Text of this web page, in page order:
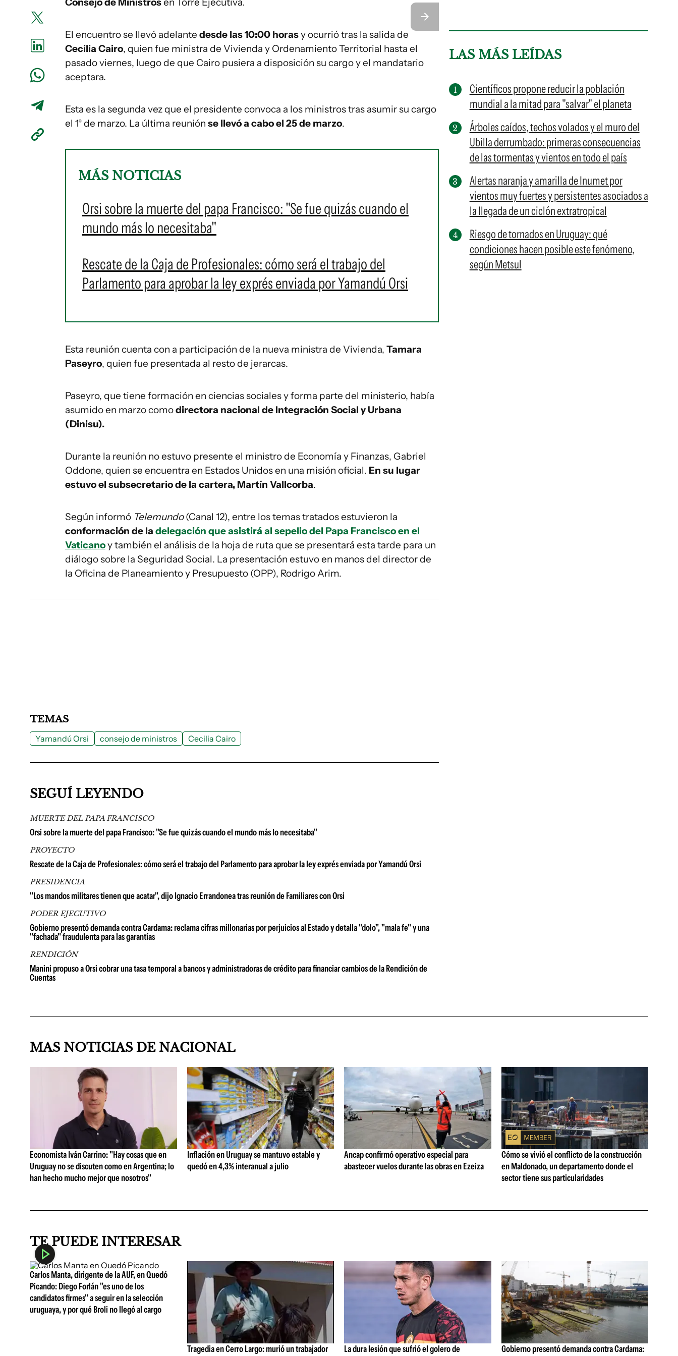
El encuentro se llevó adelante desde las 10:00 horasy ocurrió tras la salida de
Cecilia Cairo, quien fue ministra de Vivienda y Ordenamiento Territorial hasta el
pasado viernes, luego de que Cairo pusiera a disposición su cargo y el mandatario
aceptara.
Esta es la segunda vez que el presidente convoca a los ministros tras asumir su cargo
el 1° de marzo. La última reunión se llevó a cabo el 25 de marzo.
MÁS NOTICIAS
Orsi sobre la muerte del papa Francisco: "Se fue quizás cuando el
mundo más lo necesitaba"
Rescate de la Caja de Profesionales: cómo será el trabajo del
Parlamento para aprobar la ley exprés enviada por Yamandú Orsi
Esta reunión cuenta con a participación de la nueva ministra de Vivienda, Tamara
Paseyro, quien fue presentada al resto de jerarcas.
Paseyro, que tiene formación en ciencias sociales y forma parte del ministerio, había
asumido en marzo comodirectora nacional de Integración Social y Urbana
(Dinisu).
Durante la reunión no estuvo presente el ministro de Economía y Finanzas, Gabriel
Oddone, quien se encuentra en Estados Unidos en una misión oficial. En su lugar
estuvo el subsecretario de la cartera, Martín Vallcorba.
Según informó Telemundo(Canal 12), entre los temas tratados estuvieron la
conformación de la delegación que asistirá al sepelio del Papa Francisco en el
Vaticanoy también el análisis de la hoja de ruta que se presentará esta tarde para un
diálogo sobre la Seguridad Social. La presentación estuvo en manos del director de
la Oficina de Planeamiento y Presupuesto (OPP), Rodrigo Arim.
LAS MÁS LEÍDAS
Científicos propone reducir la población
mundial a la mitad para "salvar" el planeta
Árboles caídos, techos volados y el muro del
Ubilla derrumbado: primeras consecuencias
de las tormentas y vientos en todo el país
Alertas naranja y amarilla de Inumet por
vientos muy fuertes y persistentes asociados a
la llegada de un ciclón extratropical
Riesgo de tornados en Uruguay: qué
condiciones hacen posible este fenómeno,
según Metsul
TEMAS
Yamandú Orsi consejo de ministros Cecilia Cairo
SEGUÍ LEYENDO
MUERTE DEL PAPA FRANCISCO
Orsi sobre la muerte del papa Francisco: "Se fue quizás cuando el mundo más lo necesitaba"
PROYECTO
Rescate de la Caja de Profesionales: cómo será el trabajo del Parlamento para aprobar la ley exprés enviada por Yamandú Orsi
PRESIDENCIA
"Los mandos militares tienen que acatar", dijo Ignacio Errandonea tras reunión de Familiares con Orsi
PODER EJECUTIVO
Gobierno presentó demanda contra Cardama: reclama cifras millonarias por perjuicios al Estado y detalla "dolo", "mala fe" y una
"fachada" fraudulenta para las garantías
RENDICIÓN
Manini propuso a Orsi cobrar una tasa temporal a bancos y administradoras de crédito para financiar cambios de la Rendición de
Cuentas
MAS NOTICIAS DE NACIONAL
Economista Iván Carrino: "Hay cosas que en
Uruguay no se discuten como en Argentina; lo
han hecho mucho mejor que nosotros"
Inflación en Uruguay se mantuvo estable y
quedó en 4,3% interanual a julio
Ancap confirmó operativo especial para
abastecer vuelos durante las obras en Ezeiza
Cómo se vivió el conflicto de la construcción
en Maldonado, un departamento donde el
sector tiene sus particularidades
TE PUEDE INTERESAR
Carlos Manta, dirigente de la AUF, en Quedó
Picando: Diego Forlán "es uno de los
candidatos firmes" a seguir en la selección
uruguaya, y por qué Broli no llegó al cargo
Tragedia en Cerro Largo: murió un trabajador
La dura lesión que sufrió el golero de
Gobierno presentó demanda contra Cardama: